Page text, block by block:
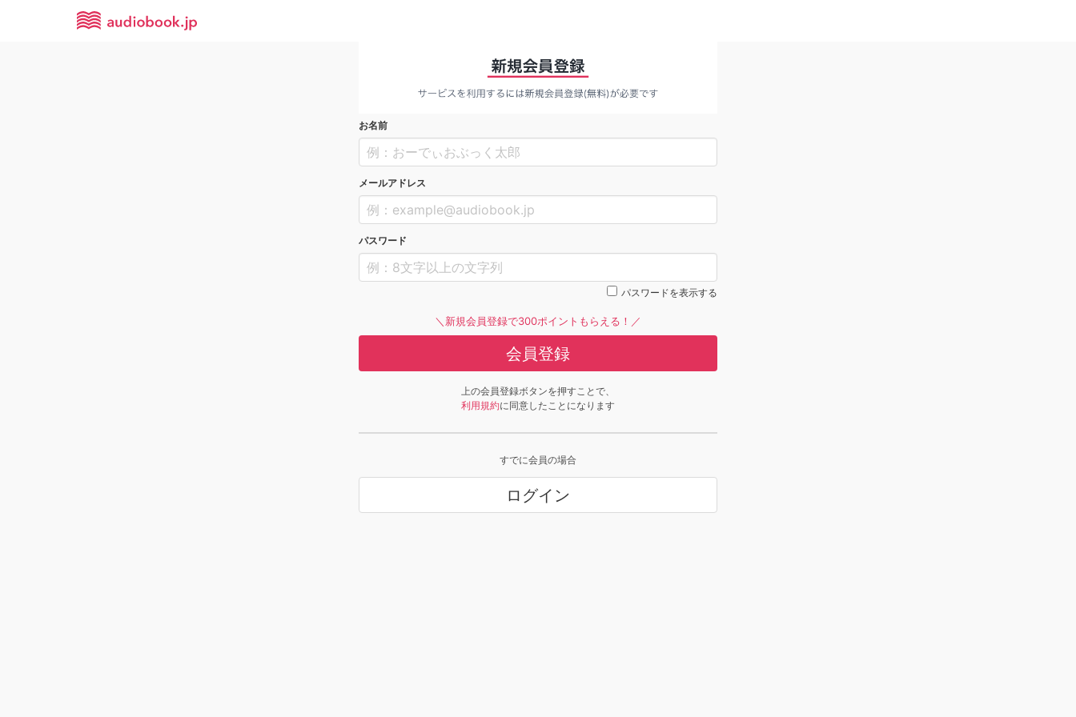
お名前
メールアドレス
パスワード
パスワードを表示する
＼新規会員登録で300ポイントもらえる！／
会員登録
上の会員登録ボタンを押すことで、
利用規約に同意したことになります
すでに会員の場合
ログイン